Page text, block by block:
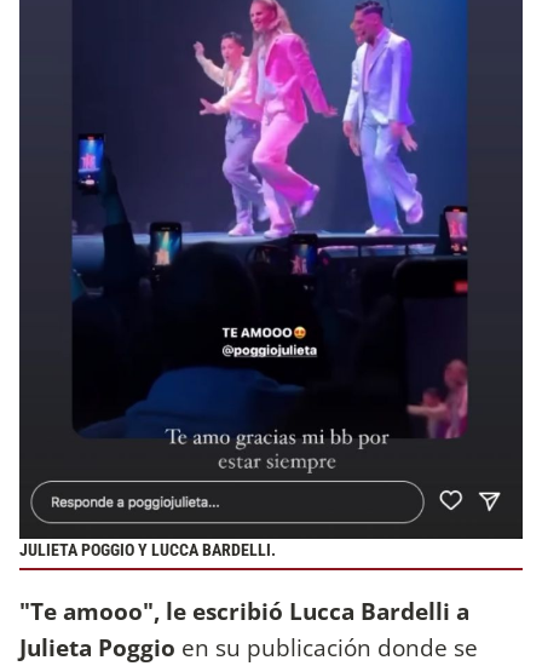
JULIETA POGGIO Y LUCCA BARDELLI.
"Te amooo", le escribió Lucca Bardelli a
Julieta Poggio en su publicación donde se